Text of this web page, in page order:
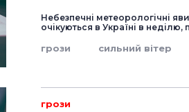
Небезпечні метеорологічні
очікуються в Україні в
грози сильний вітер
грози